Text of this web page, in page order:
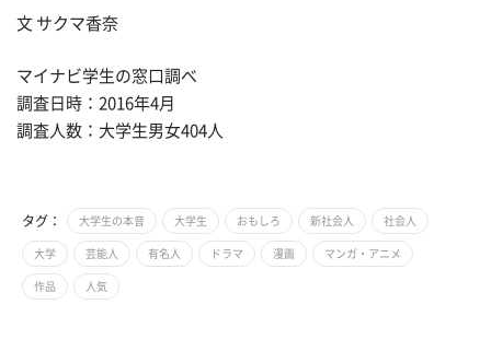
文 サクマ香奈
マイナビ学生の窓口調べ
調査日時：2016年4月
調査人数：大学生男女404人
タグ： 大学生の本音 大学生 おもしろ 新社会人 社会人
大学 芸能人 有名人 ドラマ 漫画 マンガ・アニメ
作品 人気